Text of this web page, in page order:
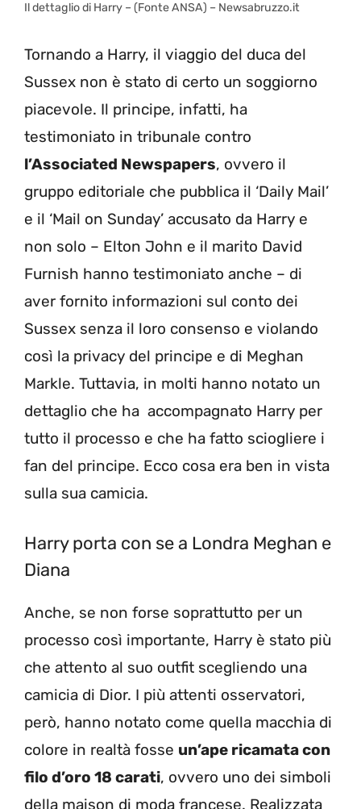
Il dettaglio di Harry – (Fonte ANSA) – Newsabruzzo.it
Tornando a Harry, il viaggio del duca del
Sussex non è stato di certo un soggiorno
piacevole. Il principe, infatti, ha
testimoniato in tribunale contro
l’Associated Newspapers, ovvero il
gruppo editoriale che pubblica il ‘Daily Mail’
e il ‘Mail on Sunday’ accusato da Harry e
non solo – Elton John e il marito David
Furnish hanno testimoniato anche – di
aver fornito informazioni sul conto dei
Sussex senza il loro consenso e violando
così la privacy del principe e di Meghan
Markle. Tuttavia, in molti hanno notato un
dettaglio che ha accompagnato Harry per
tutto il processo e che ha fatto sciogliere i
fan del principe. Ecco cosa era ben in vista
sulla sua camicia.
Harry porta con se a Londra Meghan e
Diana
Anche, se non forse soprattutto per un
processo così importante, Harry è stato più
che attento al suo outfit scegliendo una
camicia di Dior. I più attenti osservatori,
però, hanno notato come quella macchia di
colore in realtà fosse un’ape ricamata con
filo d’oro 18 carati, ovvero uno dei simboli
della maison di moda francese. Realizzata